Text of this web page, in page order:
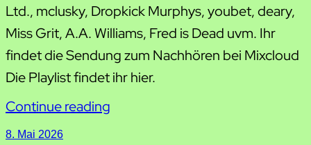
Ltd., mclusky, Dropkick Murphys, youbet, deary,
Miss Grit, A.A. Williams, Fred is Dead uvm. Ihr
findet die Sendung zum Nachhören bei Mixcloud
Die Playlist findet ihr hier.
Continue reading
8. Mai 2026